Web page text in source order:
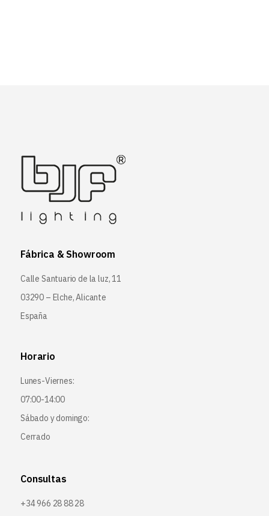
Fábrica & Showroom
Calle Santuario de la luz, 11
03290 – Elche, Alicante
España
Horario
Lunes-Viernes:
07:00-14:00
Sábado y domingo:
Cerrado
Consultas
+34 966 28 88 28